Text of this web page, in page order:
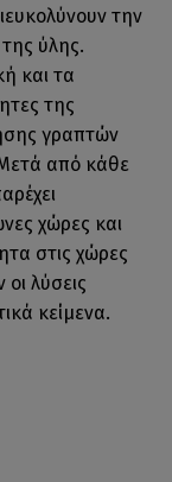
την
ύλης.
και τα
της
γραπτών
από κάθε
χώρες και
στις χώρες
λύσεις
κείμενα.